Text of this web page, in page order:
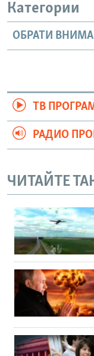
Категории
ОБРАТИ
ТВ
РАДИО
ЧИТАЙТЕ